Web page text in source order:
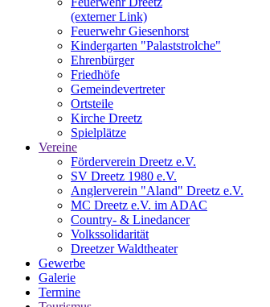
(externer Link)
Feuerwehr Giesenhorst
Kindergarten "Palaststrolche"
Ehrenbürger
Friedhöfe
Gemeindevertreter
Ortsteile
Kirche Dreetz
Spielplätze
Vereine
Förderverein Dreetz e.V.
SV Dreetz 1980 e.V.
Anglerverein "Aland" Dreetz e.V.
MC Dreetz e.V. im ADAC
Country- & Linedancer
Volkssolidarität
Dreetzer Waldtheater
Gewerbe
Galerie
Termine